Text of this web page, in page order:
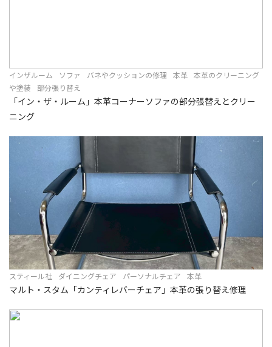
インザルーム ソファ バネやクッションの修理 本革 本革のクリーニング
や塗装
部分張り替え
「イン・ザ・ルーム」本革コーナーソファの部分張替えとクリー
ニング
スティール社 ダイニングチェア パーソナルチェア 本革
マルト・スタム「カンティレバーチェア」本革の張り替え修理